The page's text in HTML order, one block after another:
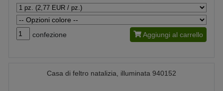
confezione Aggiungi al carrello
Casa di feltro natalizia, illuminata 940152